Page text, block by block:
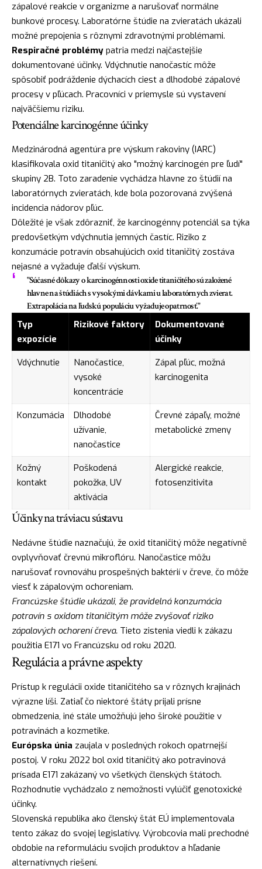
zápalové reakcie v organizme a narušovať normálne
bunkové procesy. Laboratórne štúdie na zvieratách ukázali
možné prepojenia s rôznymi zdravotnými problémami.
Respiračné problémy patria medzi najčastejšie
dokumentované účinky. Vdýchnutie nanočastíc môže
spôsobiť podráždenie dýchacích ciest a dlhodobé zápalové
procesy v pľúcach. Pracovníci v priemysle sú vystavení
najväčšiemu riziku.
Potenciálne karcinogénne účinky
Medzinárodná agentúra pre výskum rakoviny (IARC)
klasifikovala oxid titaničitý ako "možný karcinogén pre ľudí"
skupiny 2B. Toto zaradenie vychádza hlavne zo štúdií na
laboratórnych zvieratách, kde bola pozorovaná zvýšená
incidencia nádorov pľúc.
Dôležité je však zdôrazniť, že karcinogénny potenciál sa týka
predovšetkým vdýchnutia jemných častíc. Riziko z
konzumácie potravín obsahujúcich oxid titaničitý zostáva
nejasné a vyžaduje ďalší výskum.
"Súčasné dôkazy o karcinogénnosti oxide titaničitého sú založené
hlavne na štúdiách s vysokými dávkami u laboratórnych zvierat.
Extrapolácia na ľudskú populáciu vyžaduje opatrnosť."
Typ
expozície
Rizikové faktory
Dokumentované
účinky
Vdýchnutie
Nanočastice,
vysoké
koncentrácie
Zápal pľúc, možná
karcinogenita
Konzumácia
Dlhodobé
užívanie,
nanočastice
Črevné zápaľy, možné
metabolické zmeny
Kožný
kontakt
Poškodená
pokožka, UV
aktivácia
Alergické reakcie,
fotosenzitivita
Účinky na tráviacu sústavu
Nedávne štúdie naznačujú, že oxid titaničitý môže negatívně
ovplyvňovať črevnú mikroflóru. Nanočastice môžu
narušovať rovnováhu prospešných baktérií v čreve, čo môže
viesť k zápalovým ochoreniam.
Francúzske štúdie ukázali, že pravidelná konzumácia
potravín s oxidom titaničitým môže zvyšovať riziko
zápalových ochorení čreva. Tieto zistenia viedli k zákazu
použitia E171 vo Francúzsku od roku 2020.
Regulácia a právne aspekty
Prístup k regulácii oxide titaničitého sa v rôznych krajinách
výrazne líši. Zatiaľ čo niektoré štáty prijali prísne
obmedzenia, iné stále umožňujú jeho široké použitie v
potravinách a kozmetike.
Európska únia zaujala v posledných rokoch opatrnejší
postoj. V roku 2022 bol oxid titaničitý ako potravinová
prísada E171 zakázaný vo všetkých členských štátoch.
Rozhodnutie vychádzalo z nemožnosti vylúčiť genotoxické
účinky.
Slovenská republika ako členský štát EÚ implementovala
tento zákaz do svojej legislatívy. Výrobcovia mali prechodné
obdobie na reformuláciu svojich produktov a hľadanie
alternatívnych riešení.